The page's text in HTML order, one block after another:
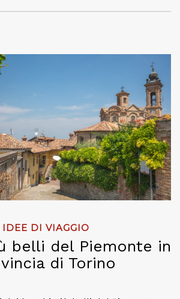
IDEE DI VIAGGIO
belli del Piemonte in
di Torino